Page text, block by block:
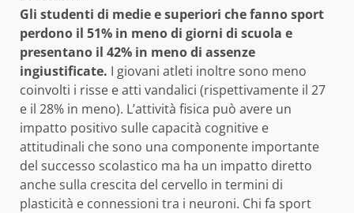
Gli studenti di medie e superiori che fanno sport
perdono il 51% in meno di giorni di scuola e
presentano il 42% in meno di assenze
ingiustificate. I giovani atleti inoltre sono meno
coinvolti i risse e atti vandalici (rispettivamente il 27
e il 28% in meno). L’attività fisica può avere un
impatto positivo sulle capacità cognitive e
attitudinali che sono una componente importante
del successo scolastico ma ha un impatto diretto
anche sulla crescita del cervello in termini di
plasticità e connessioni tra i neuroni. Chi fa sport